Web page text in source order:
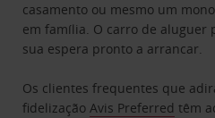
casamento ou mesmo um
em família. O carro de aluguer
sua espera pronto a arrancar.
Os clientes frequentes que
fidelizaçãoAvis Preferred têm